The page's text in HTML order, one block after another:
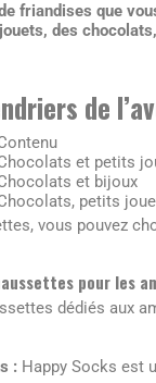
friandises que
des
de
et petits
et bijoux
petits
vous pouvez
pour les
dédiés aux
: Happy Socks est